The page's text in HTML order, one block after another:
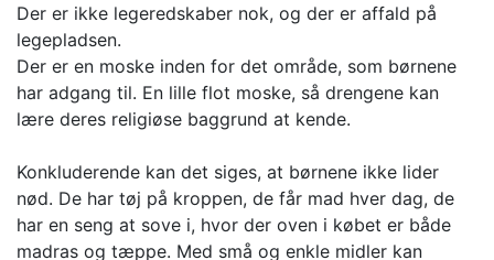
Der er ikke legeredskaber nok, og der er affald på
legepladsen.
Der er en moske inden for det område, som børnene
har adgang til. En lille flot moske, så drengene kan
lære deres religiøse baggrund at kende.
Konkluderende kan det siges, at børnene ikke lider
nød. De har tøj på kroppen, de får mad hver dag, de
har en seng at sove i, hvor der oven i købet er både
madras og tæppe. Med små og enkle midler kan